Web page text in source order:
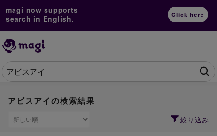
magi now supports
search in English.
Click here
アビスアイの検索結果
絞り込み